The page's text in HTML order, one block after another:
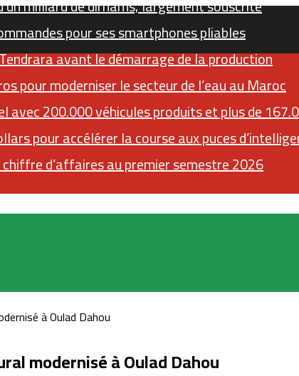
milliard de dirhams, largement souscrite
pour ses smartphones pliables
avant le démarrage de la production
pour moderniser le secteur de l’eau au Maroc
200.000 véhicules produits et plus de
pour accélérer la course aux puces
d’affaires au premier semestre 2026
latérale)RSSInstagramYouTubeTwitter
à Oulad Dahou
modernisé à Oulad Dahou